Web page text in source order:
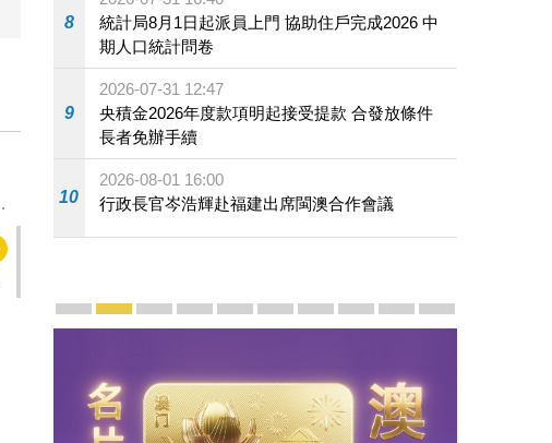
8
統計局8月1日起派員上門 協助住戶完成2026 中
期人口統計問卷
9
2026-07-31 12:47
央積金2026年度款項明起接受提款 合發放條件
長者免辦手續
10
2026-08-01 16:00
行政長官岑浩輝赴福建出席閩澳合作會議
宣傳及推廣
賡續中葡傳統友誼 續寫“一國兩制”新篇章 — 澳門“一國
澳門名片集
行政長官岑浩輝11月18日發表2026年施政報
施政特寫澳門特別行政區經濟和社會發展第
橫琴粵澳深度合作區專題網站
施政小講堂
走進澳門澳門相簿2020
《澳门微视